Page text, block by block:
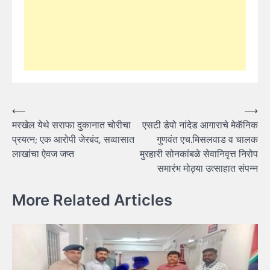
Post
navigation
⟵
मरखेल येथे सराफा दुकानात चोरीचा
प्रयत्न; एक आरोपी जेरबंद, सव्वासात
लाखांचा ऐवज जप्त
एसटी डेपो नांदेड आगाराचे मेकॅनिक
गुणवंत एच.मिसलवाड व चालक
मुरहारी सोनकांबळे सेवानिवृत्त निरोप
समारंभ मोठ्या उत्साहात संपन्न
⟶
More Related Articles